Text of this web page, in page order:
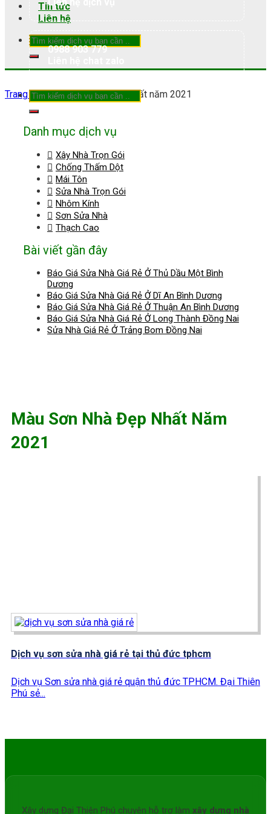
0988 903 779
Tin tức
Liên hệ
Trang chủ»màu sơn nhà đẹp nhất năm 2021
Danh mục dịch vụ
Xây Nhà Trọn Gói
Chống Thấm Dột
Mái Tôn
Sửa Nhà Trọn Gói
Nhôm Kính
Sơn Sửa Nhà
Thạch Cao
Bài viết gần đây
Báo Giá Sửa Nhà Giá Rẻ Ở Thủ Dầu Một Bình
Dương
Báo Giá Sửa Nhà Giá Rẻ Ở Dĩ An Bình Dương
Báo Giá Sửa Nhà Giá Rẻ Ở Thuận An Bình Dương
Báo Giá Sửa Nhà Giá Rẻ Ở Long Thành Đồng Nai
Sửa Nhà Giá Rẻ Ở Trảng Bom Đồng Nai
Màu Sơn Nhà Đẹp Nhất Năm
2021
Dịch vụ sơn sửa nhà giá rẻ tại thủ đức tphcm
Dịch vụ Sơn sửa nhà giá rẻ quận thủ đức TPHCM. Đại Thiên
Phú sẻ...
Xây dựng Đại Thiên Phú chuyên hỗ trợ làm xây dựng nhà